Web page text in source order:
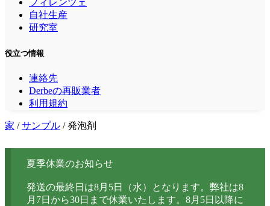
フィレンツェ
自社生産
研究室
役立つ情報
連絡先
Derbeの再販業者
利用規約
家 /サンプル / 発泡剤
夏季休業のお知らせ
発送の最終日は8月5日（水）となります。弊社は8
月7日から30日まで休業いたします。8月5日以降に